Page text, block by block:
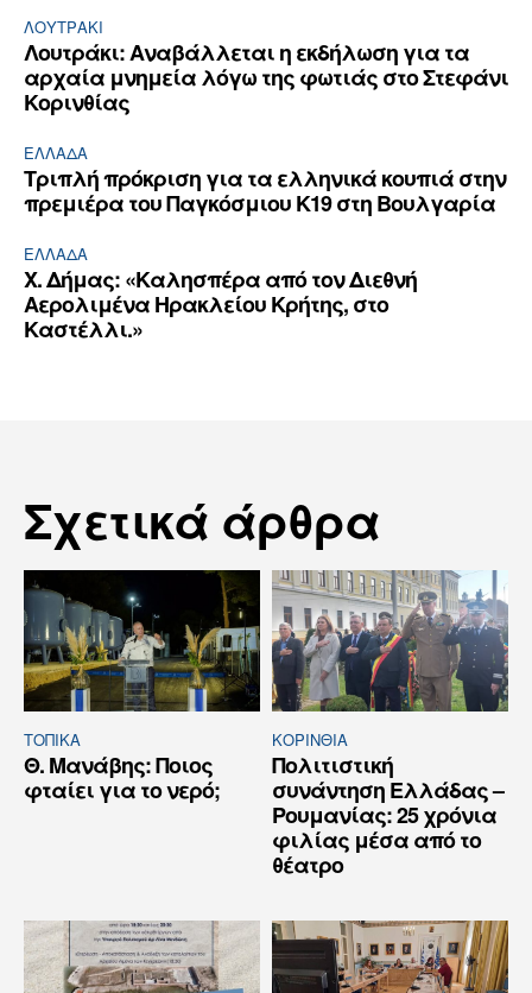
ΛΟΥΤΡΆΚΙ
Λουτράκι: Αναβάλλεται η εκδήλωση για τα
αρχαία μνημεία λόγω της φωτιάς στο Στεφάνι
Κορινθίας
ΕΛΛΆΔΑ
Τριπλή πρόκριση για τα ελληνικά κουπιά στην
πρεμιέρα του Παγκόσμιου Κ19 στη Βουλγαρία
ΕΛΛΆΔΑ
Χ. Δήμας: «Καλησπέρα από τον Διεθνή
Αερολιμένα Ηρακλείου Κρήτης, στο
Καστέλλι.»
Σχετικά άρθρα
ΤΟΠΙΚΑ
Θ. Μανάβης: Ποιος
φταίει για το νερό;
ΚΟΡΙΝΘΊΑ
Πολιτιστική
συνάντηση Ελλάδας –
Ρουμανίας: 25 χρόνια
φιλίας μέσα από το
θέατρο